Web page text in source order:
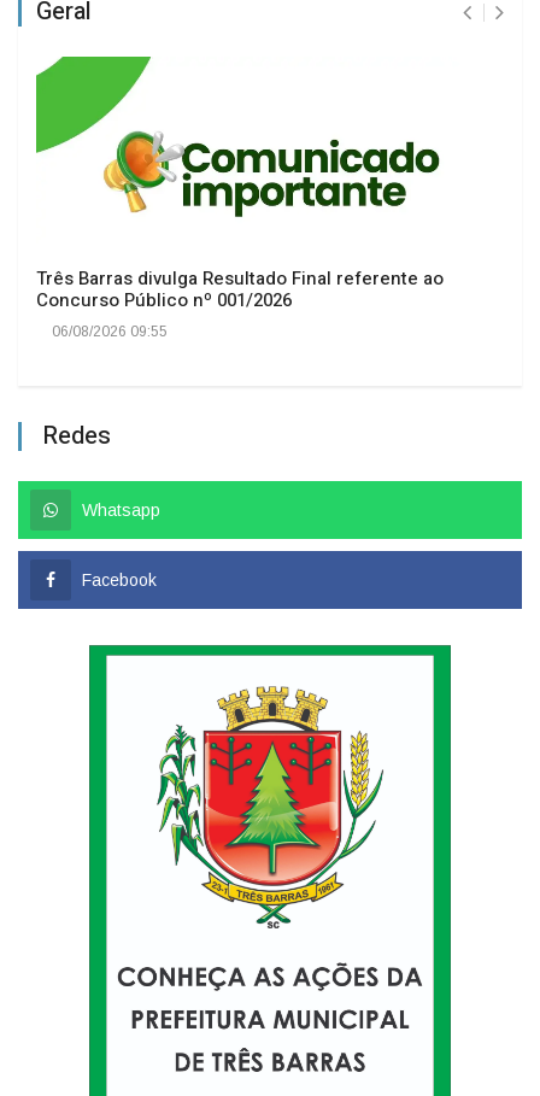
Geral
Três Barras divulga Resultado Final referente ao
Concurso Público nº 001/2026
06/08/2026 09:55
Redes
Whatsapp
Facebook